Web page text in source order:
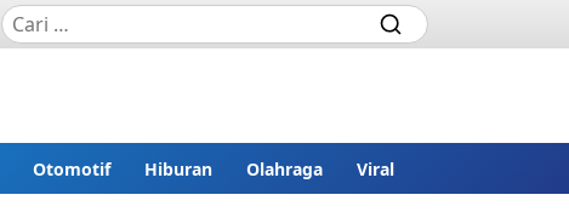
Otomotif Hiburan Olahraga Viral